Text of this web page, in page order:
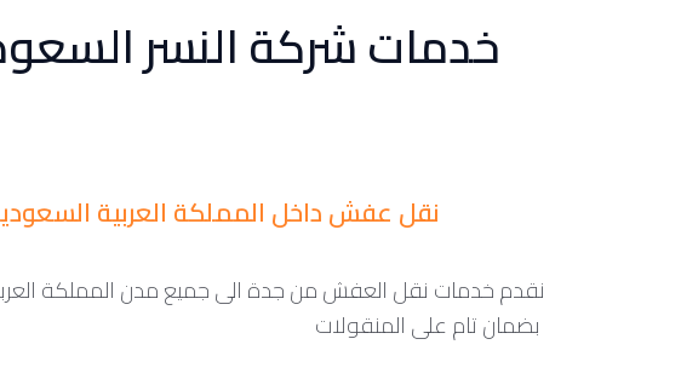
خدمات شركة النسر
نقل عفش داخل المملكة العربية
نقدم خدمات نقل العفش من جدة الى جميع مدن المملكة